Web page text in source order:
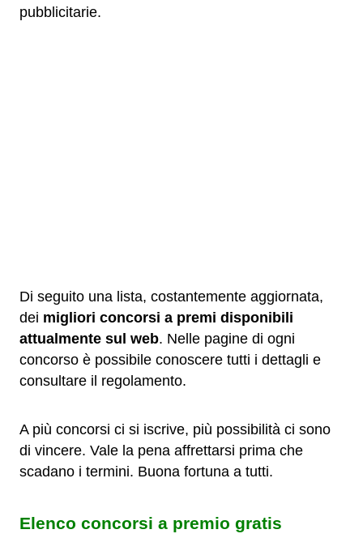
pubblicitarie.
Di seguito una lista, costantemente aggiornata,
dei migliori concorsi a premi disponibili
attualmente sul web. Nelle pagine di ogni
concorso è possibile conoscere tutti i dettagli e
consultare il regolamento.
A più concorsi ci si iscrive, più possibilità ci sono
di vincere. Vale la pena affrettarsi prima che
scadano i termini. Buona fortuna a tutti.
Elenco concorsi a premio gratis